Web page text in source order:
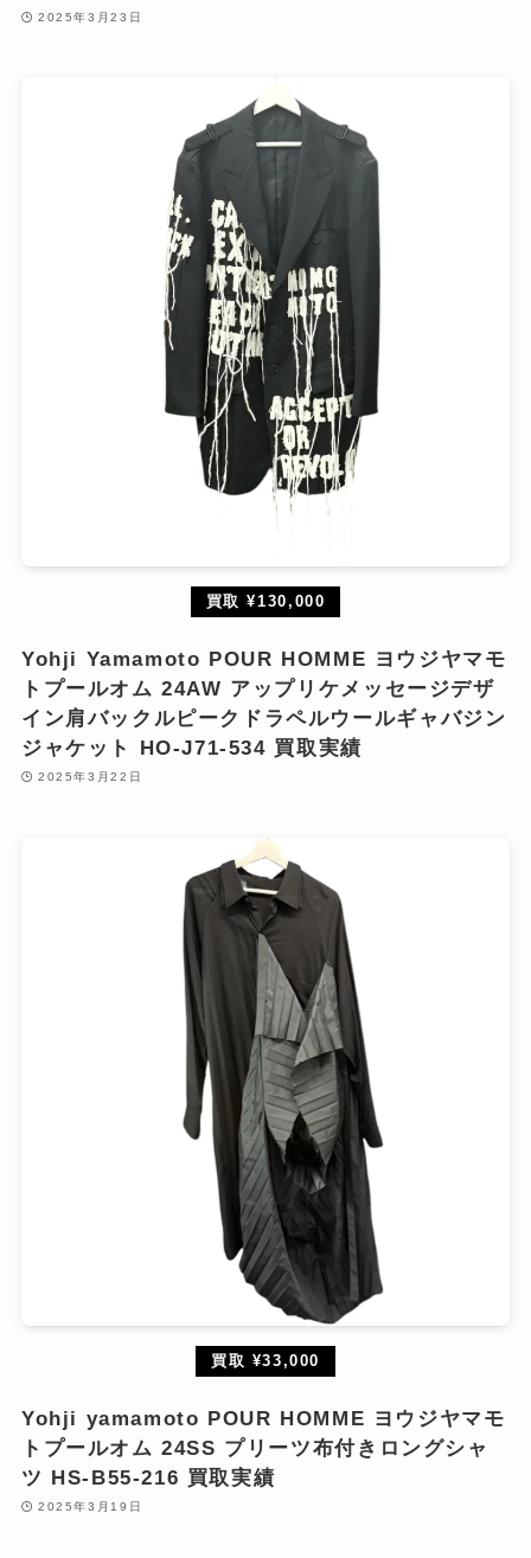
2025年3月23日
買取 ¥130,000
Yohji Yamamoto POUR HOMME ヨウジヤマモ
トプールオム 24AW アップリケメッセージデザ
イン肩バックルピークドラペルウールギャバジン
ジャケット HO-J71-534 買取実績
2025年3月22日
買取 ¥33,000
Yohji yamamoto POUR HOMME ヨウジヤマモ
トプールオム 24SS プリーツ布付きロングシャ
ツ HS-B55-216 買取実績
2025年3月19日